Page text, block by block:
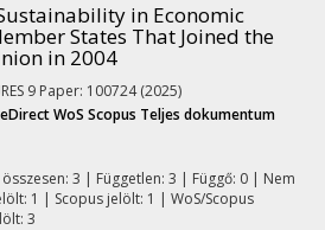
in Economic
States That Joined the
in 2004
9 Paper: 100724(2025)
WoS Scopus Teljes dokumentum
3 | Független: 3 | Függő: 0 | Nem
1 | Scopus jelölt: 1 | WoS/Scopus
3